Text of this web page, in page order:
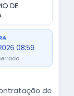
DE
08:59
de